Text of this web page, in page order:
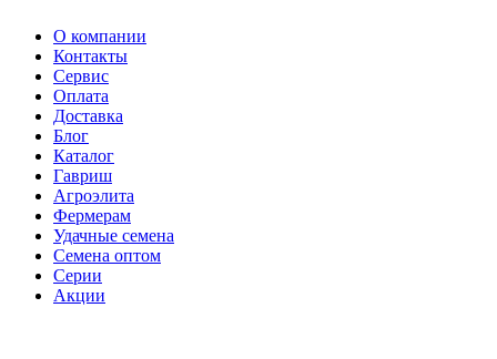
О компании
Контакты
Сервис
Оплата
Доставка
Блог
Каталог
Гавриш
Агроэлита
Фермерам
Удачные семена
Семена оптом
Серии
Акции